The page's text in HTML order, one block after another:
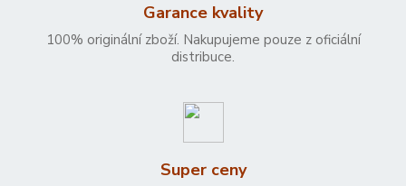
Garance kvality
100% originální zboží. Nakupujeme pouze z oficiální
distribuce.
Super ceny